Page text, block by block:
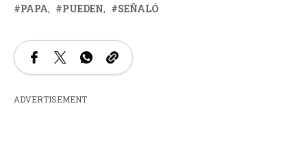
PAPA
PUEDEN SEÑALÓ
ADVERTISEMENT